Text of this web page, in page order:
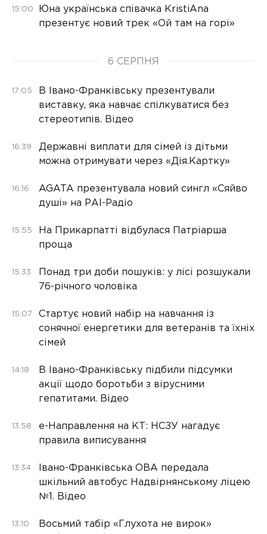
15:00
Юна українська співачка KristiAna
презентує новий трек «Ой там на горі»
6 СЕРПНЯ
17:05
В Івано-Франківську презентували
виставку, яка навчає спілкуватися без
стереотипів. Відео
16:39
Державні виплати для сімей із дітьми
можна отримувати через «Дія.Картку»
16:16
AGATA презентувала новий сингл «Сяйво
душі» на РАІ-Радіо
15:55
На Прикарпатті відбулася Патріарша
проща
15:33
Понад три доби пошуків: у лісі розшукали
76-річного чоловіка
15:07
Стартує новий набір на навчання із
сонячної енергетики для ветеранів та їхніх
сімей
14:18
В Івано-Франківську підбили підсумки
акції щодо боротьби з вірусними
гепатитами. Відео
13:58
е-Направлення на КТ: НСЗУ нагадує
правила виписування
13:34
Івано-Франківська ОВА передала
шкільний автобус Надвірнянському ліцею
№1. Відео
13:10 Восьмий табір «Глухота не вирок»